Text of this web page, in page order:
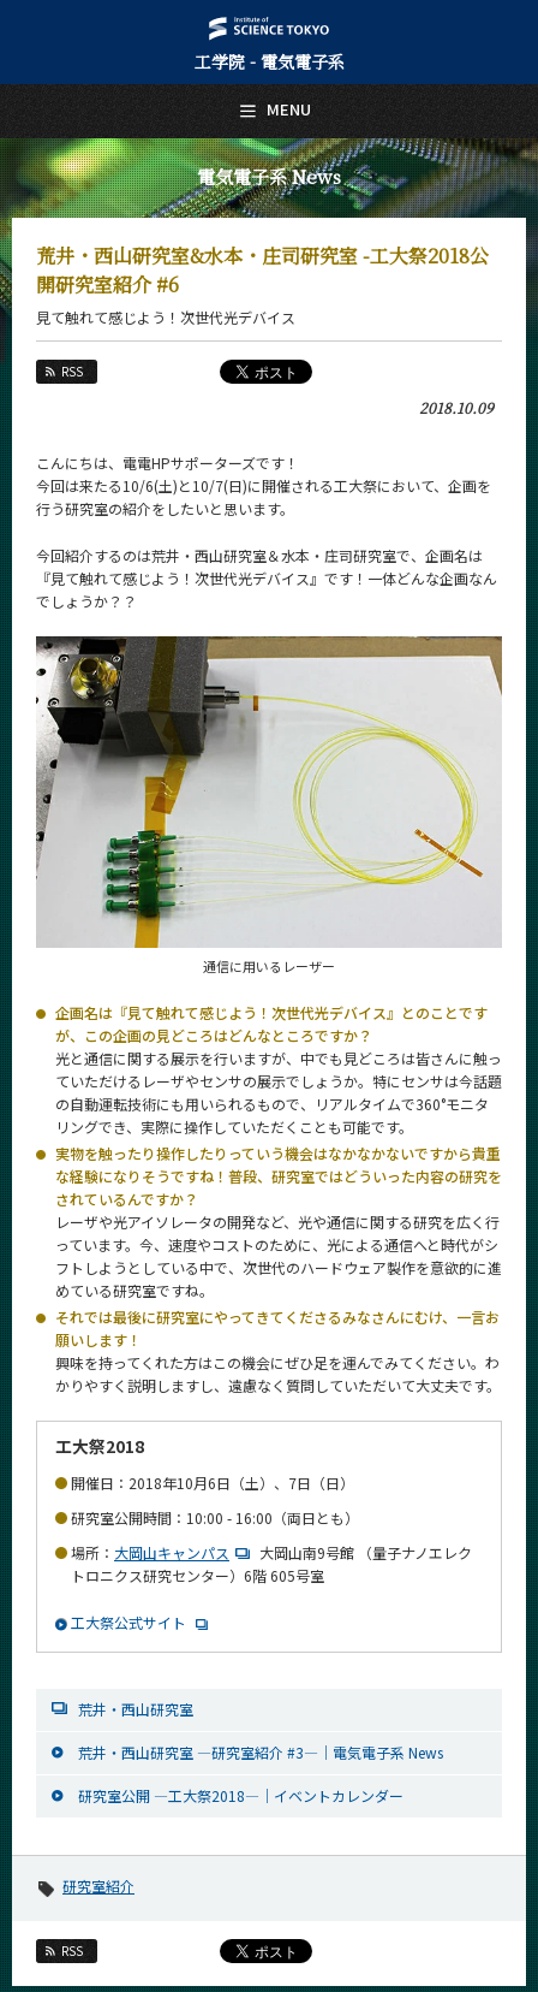
工学院 - 電気電子系
電気電子系 News
荒井・西山研究室&水本・庄司研究室 -工大祭2018公
開研究室紹介 #6
見て触れて感じよう！次世代光デバイス
RSS
2018.10.09
こんにちは、電電HPサポーターズです！
今回は来たる10/6(土)と10/7(日)に開催される工大祭において、企画を
行う研究室の紹介をしたいと思います。
今回紹介するのは荒井・西山研究室＆水本・庄司研究室で、企画名は
『見て触れて感じよう！次世代光デバイス』です！一体どんな企画なん
でしょうか？？
通信に用いるレーザー
企画名は『見て触れて感じよう！次世代光デバイス』とのことです
が、この企画の見どころはどんなところですか？
光と通信に関する展示を行いますが、中でも見どころは皆さんに触っ
ていただけるレーザやセンサの展示でしょうか。特にセンサは今話題
の自動運転技術にも用いられるもので、リアルタイムで360°モニタ
リングでき、実際に操作していただくことも可能です。
実物を触ったり操作したりっていう機会はなかなかないですから貴重
な経験になりそうですね！普段、研究室ではどういった内容の研究を
されているんですか？
レーザや光アイソレータの開発など、光や通信に関する研究を広く行
っています。今、速度やコストのために、光による通信へと時代がシ
フトしようとしている中で、次世代のハードウェア製作を意欲的に進
めている研究室ですね。
それでは最後に研究室にやってきてくださるみなさんにむけ、一言お
願いします！
興味を持ってくれた方はこの機会にぜひ足を運んでみてください。わ
かりやすく説明しますし、遠慮なく質問していただいて大丈夫です。
工大祭2018
開催日：2018年10月6日（土）、7日（日）
研究室公開時間：10:00 - 16:00（両日とも）
場所： 大岡山キャンパス
大岡山南9号館 （量子ナノエレク
トロニクス研究センター）6階 605号室
工大祭公式サイト
荒井・西山研究室
荒井・西山研究室 ―研究室紹介 #3―｜電気電子系 News
研究室公開 ―工大祭2018―｜イベントカレンダー
研究室紹介
RSS
MENU
日本語 English
トップページ
Top Page
電気電子系について
About Us
教育
Education
教員・研究室
入学案内
Admissions
News
News 一覧
カテゴリ別
課程別
イベントカレンダー
Event Calendar
学内向け情報
系詳細情報
CLOSE